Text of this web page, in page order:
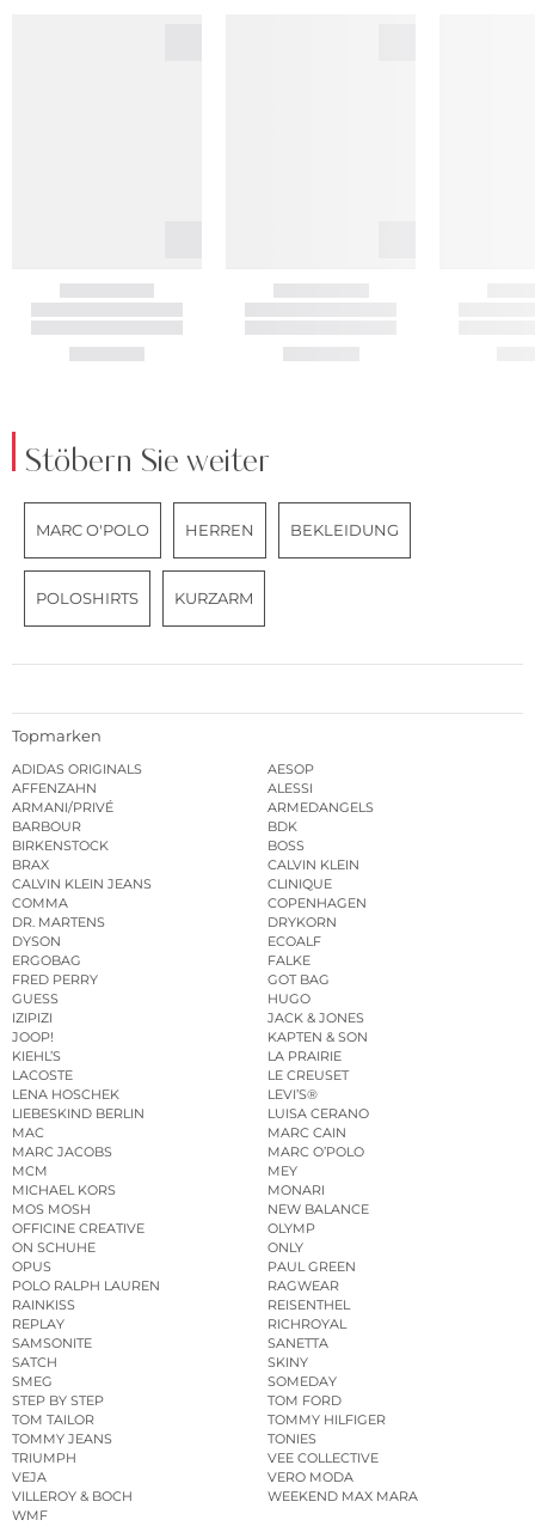
Stöbern Sie weiter
MARC O'POLO HERREN BEKLEIDUNG
POLOSHIRTS KURZARM
Topmarken
ADIDAS ORIGINALS
AESOP
AFFENZAHN
ALESSI
ARMANI/PRIVÉ
ARMEDANGELS
BARBOUR
BDK
BIRKENSTOCK
BOSS
BRAX
CALVIN KLEIN
CALVIN KLEIN JEANS
CLINIQUE
COMMA
COPENHAGEN
DR. MARTENS
DRYKORN
DYSON
ECOALF
ERGOBAG
FALKE
FRED PERRY
GOT BAG
GUESS
HUGO
IZIPIZI
JACK & JONES
JOOP!
KAPTEN & SON
KIEHL’S
LA PRAIRIE
LACOSTE
LE CREUSET
LENA HOSCHEK
LEVI’S®
LIEBESKIND BERLIN
LUISA CERANO
MAC
MARC CAIN
MARC JACOBS
MARC O’POLO
MCM
MEY
MICHAEL KORS
MONARI
MOS MOSH
NEW BALANCE
OFFICINE CREATIVE
OLYMP
ON SCHUHE
ONLY
OPUS
PAUL GREEN
POLO RALPH LAUREN
RAGWEAR
RAINKISS
REISENTHEL
REPLAY
RICHROYAL
SAMSONITE
SANETTA
SATCH
SKINY
SMEG
SOMEDAY
STEP BY STEP
TOM FORD
TOM TAILOR
TOMMY HILFIGER
TOMMY JEANS
TONIES
TRIUMPH
VEE COLLECTIVE
VEJA
VERO MODA
VILLEROY & BOCH
WEEKEND MAX MARA
WMF